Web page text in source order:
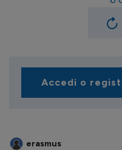
Accedi o
erasmus